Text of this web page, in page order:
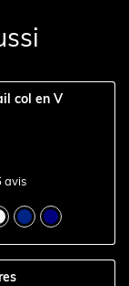
col en V
avis